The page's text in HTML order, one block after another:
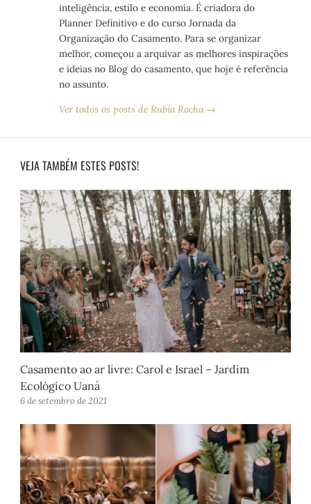
inteligência, estilo e economia. É criadora do
Planner Definitivo e do curso Jornada da
Organização do Casamento. Para se organizar
melhor, começou a arquivar as melhores inspirações
e ideias no Blog do casamento, que hoje é referência
no assunto.
Ver todos os posts de Rubia Rocha →
VEJA TAMBÉM ESTES POSTS!
Casamento ao ar livre: Carol e Israel – Jardim
Ecológico Uaná
6 de setembro de 2021